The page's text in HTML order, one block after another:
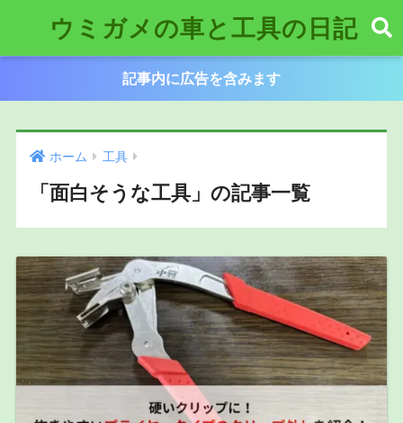
ウミガメの車と工具の日記
記事内に広告を含みます
ホーム 工具
「面白そうな工具」の記事一覧